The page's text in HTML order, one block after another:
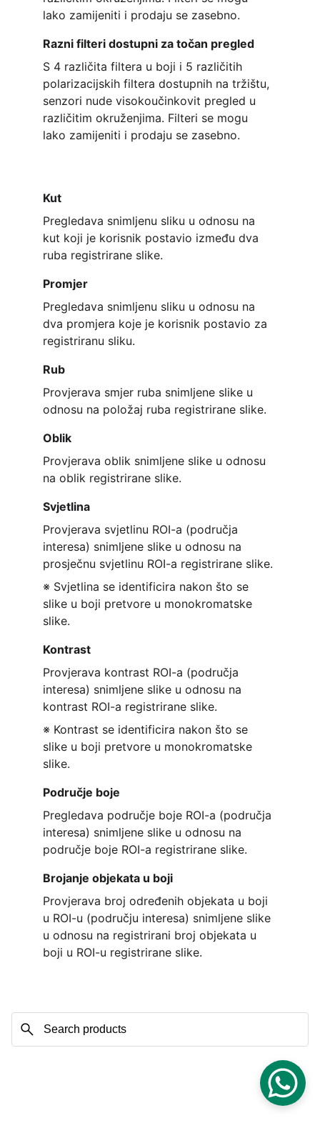
Područje boje
Pregledava područje boje ROI-a (područja
interesa) snimljene slike u odnosu na
područje boje ROI-a registrirane slike.
Brojanje objekata u boji
Provjerava broj određenih objekata u boji
u ROI-u (području interesa) snimljene slike
u odnosu na registrirani broj objekata u
boji u ROI-u registrirane slike.
Svjetlina
Provjerava svjetlinu ROI-a (područja
interesa) snimljene slike u odnosu na
prosječnu svjetlinu ROI-a registrirane slike.
※ Svjetlina se identificira nakon što se
slike u boji pretvore u monokromatske
slike.
Kontrast
Provjerava kontrast ROI-a (područja
interesa) snimljene slike u odnosu na
kontrast ROI-a registrirane slike.
※ Kontrast se identificira nakon što se
slike u boji pretvore u monokromatske
slike.
Rub
Provjerava smjer ruba snimljene slike u
odnosu na položaj ruba registrirane slike.
Oblik
Provjerava oblik snimljene slike u odnosu
na oblik registrirane slike.
Kut
Pregledava snimljenu sliku u odnosu na
kut koji je korisnik postavio između dva
ruba registrirane slike.
Promjer
Pregledava snimljenu sliku u odnosu na
dva promjera koje je korisnik postavio za
registriranu sliku.
Razni filteri dostupni za točan pregled
S 4 različita filtera u boji i 5 različitih
polarizacijskih filtera dostupnih na tržištu,
senzori nude visokoučinkovit pregled u
različitim okruženjima. Filteri se mogu
lako zamijeniti i prodaju se zasebno.
lako zamijeniti i prodaju se zasebno.